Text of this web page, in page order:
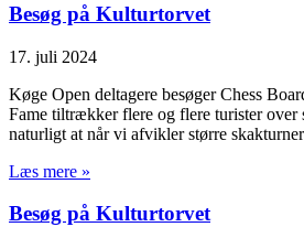
Besøg på Kulturtorvet
17. juli 2024
Køge Open deltagere besøger Chess
Fame tiltrækker flere og flere turister over
naturligt at når vi afvikler større
Læs mere »
Besøg på Kulturtorvet